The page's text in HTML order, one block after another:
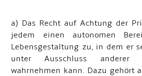
a) Das Recht auf Achtung der
jedem einen autonomen
Lebensgestaltung zu, in dem er
unter Ausschluss anderer
wahrnehmen kann. Dazu gehört